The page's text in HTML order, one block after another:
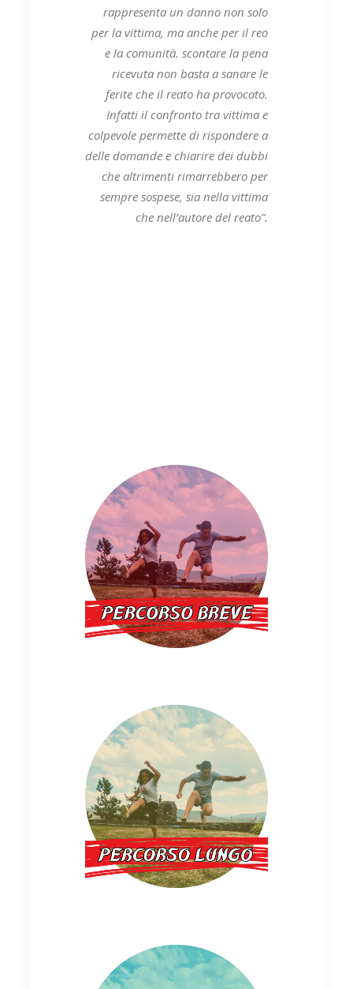
rappresenta un danno non solo
per la vittima, ma anche per il reo
e la comunità. scontare la pena
ricevuta non basta a sanare le
ferite che il reato ha provocato.
Infatti il confronto tra vittima e
colpevole permette di rispondere a
delle domande e chiarire dei dubbi
che altrimenti rimarrebbero per
sempre sospese, sia nella vittima
che nell’autore del reato”.